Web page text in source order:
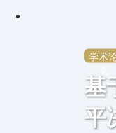
学术
基
平